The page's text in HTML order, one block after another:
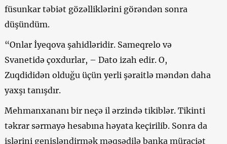
füsunkar təbiət gözəlliklərini görəndən sonra
düşündüm.
“Onlar İyeqova şahidləridir. Sameqrelo və
Svanetidə çoxdurlar, – Dato izah edir. O,
Zuqdididən olduğu üçün yerli şəraitlə məndən daha
yaxşı tanışdır.
Mehmanxananı bir neçə il ərzində tikiblər. Tikinti
təkrar sərmayə hesabına həyata keçirilib. Sonra da
işlərini genişləndirmək məqsədilə banka müraciət